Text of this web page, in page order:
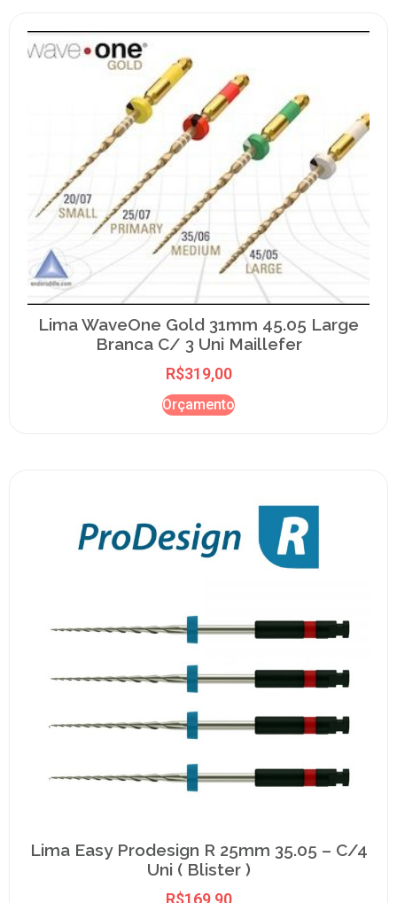
Lima WaveOne Gold 31mm 45.05 Large
Branca C/ 3 Uni Maillefer
R$319,00
Orçamento
Lima Easy Prodesign R 25mm 35.05 – C/4
Uni ( Blister )
R$169,90